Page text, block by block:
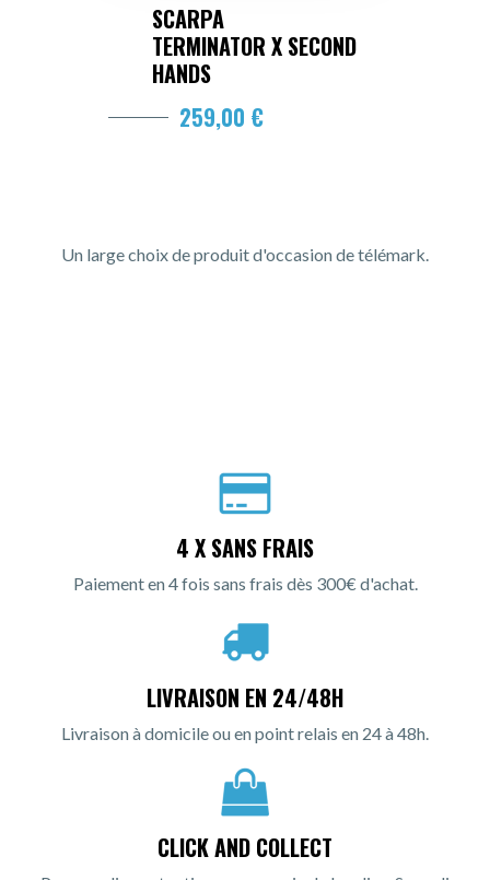
SCARPA
TERMINATOR X SECOND
HANDS
259,00 €
Un large choix de produit d'occasion de télémark.
4 X SANS FRAIS
Paiement en 4 fois sans frais dès 300€ d'achat.
LIVRAISON EN 24/48H
Livraison à domicile ou en point relais en 24 à 48h.
CLICK AND COLLECT